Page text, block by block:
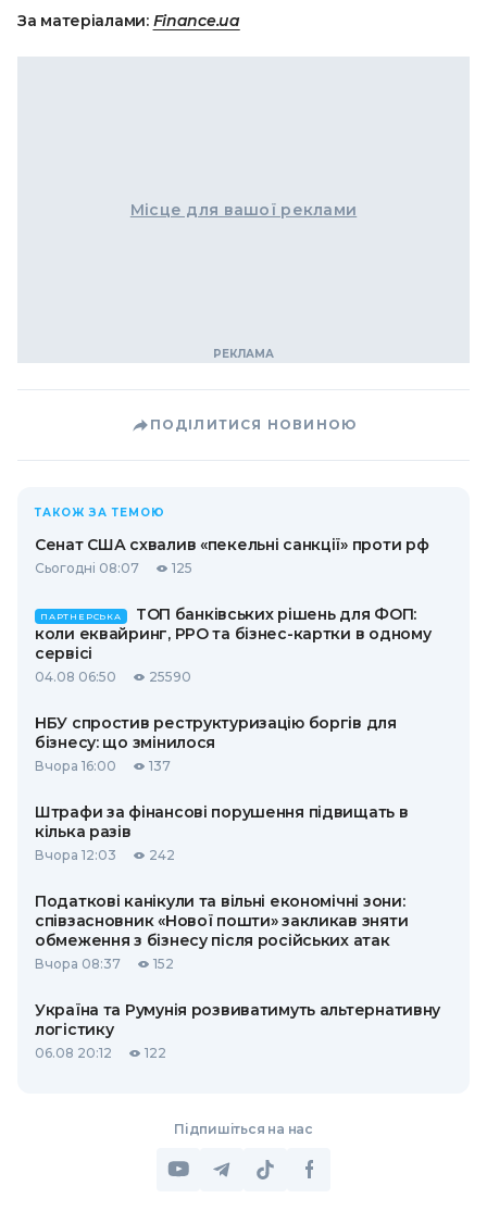
За матеріалами: Finance.ua
Місце для вашої реклами
ПОДІЛИТИСЯ НОВИНОЮ
ТАКОЖ ЗА ТЕМОЮ
Сенат США схвалив «пекельні санкції» проти рф
Сьогодні 08:07 125
ПАРТНЕРСЬКА
ТОП банківських рішень для ФОП:
коли еквайринг, РРО та бізнес-картки в одному
сервісі
04.08 06:50 25590
НБУ спростив реструктуризацію боргів для
бізнесу: що змінилося
Вчора 16:00 137
Штрафи за фінансові порушення підвищать в
кілька разів
Вчора 12:03 242
Податкові канікули та вільні економічні зони:
співзасновник «Нової пошти» закликав зняти
обмеження з бізнесу після російських атак
Вчора 08:37 152
Україна та Румунія розвиватимуть альтернативну
логістику
06.08 20:12 122
Підпишіться на нас